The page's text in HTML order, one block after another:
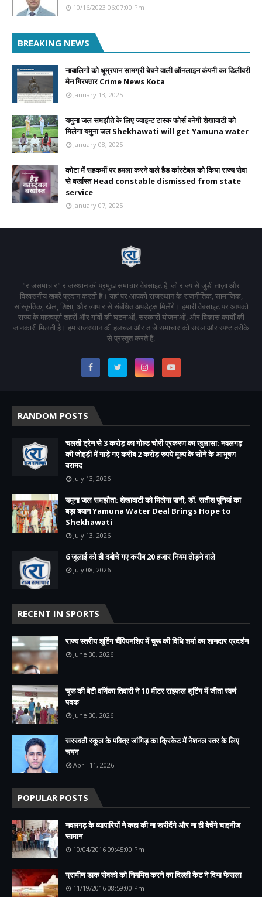
10/16/2023 06:07:00 Pm
BREAKING NEWS
नाबालिगों को धूम्रपान सामग्री बेचने वाली ऑनलाइन कंपनी का डिलीवरी
मैन गिरफ्तार Crime News Kota
January 13, 2025
यमुना जल समझौते के लिए ज्वाइन्ट टास्क फोर्स बनेगी शेखावाटी को
मिलेगा यमुना जल Shekhawati will get Yamuna water
January 08, 2025
कोटा में सहकर्मी पर हमला करने वाले हैड कांस्टेबल को किया राज्य सेवा
से बर्खास्त Head constable dismissed from state
service
January 07, 2025
"राजसमाचार" राजस्थान की प्रमुख समाचार वेबसाइट है, जो राज्य से जुड़ी ताज़ा और
विश्वसनीय खबरें प्रदान करती है। यहां पर आपको राजस्थान के राजनीतिक, सामाजिक,
सांस्कृतिक, खेल, शिक्षा, और व्यापार से संबंधित अपडेट्स मिलेंगे। हमारी वेबसाइट पर आपको
राज्य के महत्वपूर्ण शहरों और गांवों की घटनाओं, सरकारी योजनाओं, और विकास कार्यों की
जानकारी मिलती है। हम राजस्थान की हलचल और ताजे समाचार को सरल और स्पष्ट तरीके
से प्रस्तुत करते हैं,
RANDOM POSTS
चलती ट्रेन से 3 करोड़ का गोल्ड चोरी प्रकरण का खुलासा: नवलगढ़
की जोहड़ी में गाड़े गए करीब 2 करोड़ रुपये मूल्य के सोने के आभूषण
बरामद
July 13, 2026
यमुना जल समझौता: शेखावाटी को मिलेगा पानी, डॉ. सतीश पूनियां का
बड़ा बयान Yamuna Water Deal Brings Hope to
Shekhawati
July 13, 2026
6 जुलाई को ही दबोचे गए करीब 20 हजार नियम तोड़ने वाले
July 08, 2026
RECENT IN SPORTS
राज्य स्तरीय शूटिंग चैंपियनशिप में चूरू की विधि शर्मा का शानदार प्रदर्शन
June 30, 2026
चूरू की बेटी वर्णिका तिवारी ने 10 मीटर राइफल शूटिंग में जीता स्वर्ण
पदक
June 30, 2026
सरस्वती स्कूल के पवित्र जांगिड़ का क्रिकेट में नेशनल स्तर के लिए
चयन
April 11, 2026
POPULAR POSTS
नवलगढ़ के व्यापारियों ने कहा की ना खरीदेंगे और ना ही बेचेंगे चाइनीज
सामान
10/04/2016 09:45:00 Pm
ग्रामीण डाक सेवको को नियमित करने का दिल्ली कैट ने दिया फैसला
11/19/2016 08:59:00 Pm